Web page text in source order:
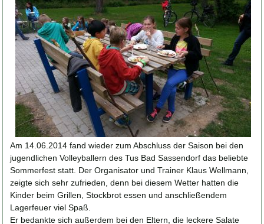
Am 14.06.2014 fand wieder zum Abschluss der Saison bei den
jugendlichen Volleyballern des Tus Bad Sassendorf das beliebte
Sommerfest statt. Der Organisator und Trainer Klaus Wellmann,
zeigte sich sehr zufrieden, denn bei diesem Wetter hatten die
Kinder beim Grillen, Stockbrot essen und anschließendem
Lagerfeuer viel Spaß.
Er bedankte sich außerdem bei den Eltern, die leckere Salate